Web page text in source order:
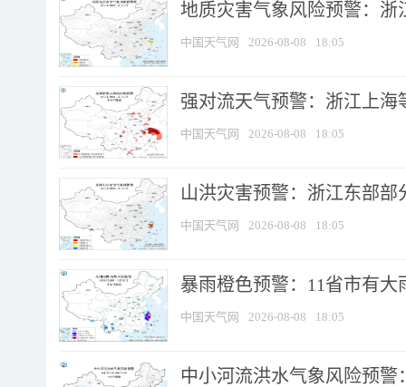
地质灾害气象风险预警：
中国天气网 2026-08-08 18:05
强对流天气预警：浙江上海
中国天气网 2026-08-08 18:05
山洪灾害预警：浙江东部
中国天气网 2026-08-08 18:05
暴雨橙色预警：11省市有
中国天气网 2026-08-08 18:05
中小河流洪水气象风险预